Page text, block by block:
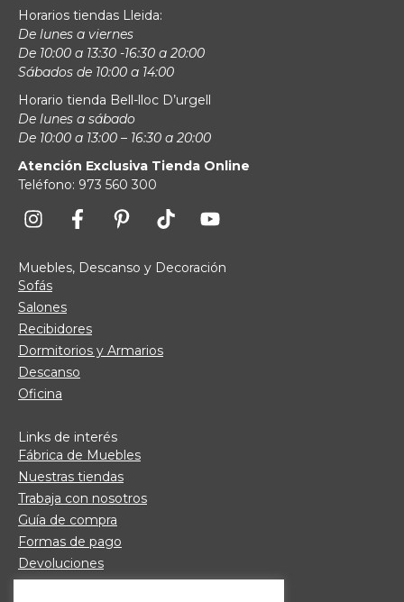
Horarios tiendas Lleida:
De lunes a viernes
De 10:00 a 13:30 -16:30 a 20:00
Sábados de 10:00 a 14:00
Horario tienda Bell-lloc D’urgell
De lunes a sábado
De 10:00 a 13:00 – 16:30 a 20:00
Atención Exclusiva Tienda Online
Teléfono: 973 560 300
Muebles, Descanso y Decoración
Sofás
Salones
Recibidores
Dormitorios y Armarios
Descanso
Oficina
Links de interés
Fábrica de Muebles
Nuestras tiendas
Trabaja con nosotros
Guía de compra
Formas de pago
Devoluciones
Garantía Daicar